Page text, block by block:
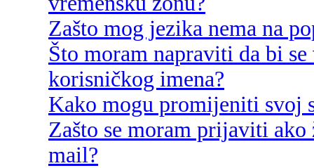
Zašto mog jezika nema na
Što moram napraviti da bi
korisničkog imena?
Kako mogu promijeniti svoj
Zašto se moram prijaviti
mail?